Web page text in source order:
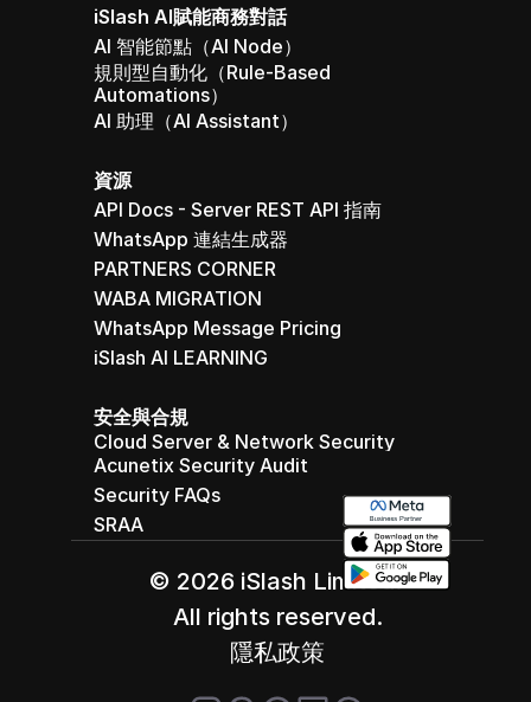
iSlash AI賦能商務對話
AI 智能節點（AI Node）
規則型自動化（Rule-Based
Automations）
AI 助理（AI Assistant）
資源
API Docs - Server REST API 指南
WhatsApp 連結生成器
PARTNERS CORNER
WABA MIGRATION
WhatsApp Message Pricing
iSlash AI LEARNING
安全與合規
Cloud Server & Network Security
Acunetix Security Audit
Security FAQs
SRAA
© 2026 iSlash Limited.
All rights reserved.
隱私政策